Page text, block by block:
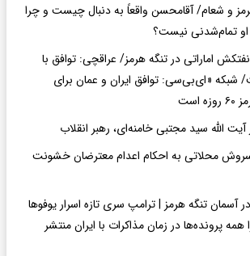
تنگه هرمز و شعام/ آقا‌محسن واقعاً به دنبال چیست و چرا
او تمام‌شدنی نیست؟
اماراتی در تنگه هرمز/ عراقچی: توافق با
شبکه «ای‌بی‌سی: توافق ایران و عمان برای
الله سید مجتبی خامنه‌ای، رهبر انقلاب
محلاتی به احکام اعدام معترضان خشونت
آسمان تنگه هرمز | ترامپ سری تازه اسرار یوفوها
همه پرونده‌ها در زمان مذاکرات با ایران منتشر